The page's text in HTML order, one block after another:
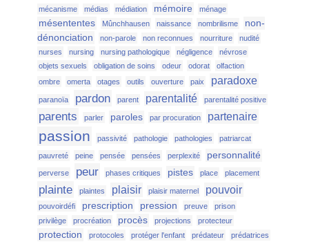
mécanisme médias médiation mémoire ménage
mésententes Mûnchhausen naissance nombrilisme
non-
dénonciation
non-parole non reconnues nourriture
nudité
nurses
nursing nursing pathologique négligence
névrose
objets sexuels
obligation de soins odeur odorat
olfaction
ombre
omerta otages outils ouverture paix paradoxe
paranoïa pardon parent parentalité parentalité positive
parents parler paroles par procuration partenaire
passion passivité pathologie pathologies patriarcat
pauvreté peine pensée pensées perplexité personnalité
perverse peur phases critiques pistes place placement
plainte plaintes plaisir plaisir maternel pouvoir
pouvoirdéfi prescription pression preuve
prison
privilège
procréation procès projections protecteur
protection protocoles protéger l'enfant prédateur
prédatrices